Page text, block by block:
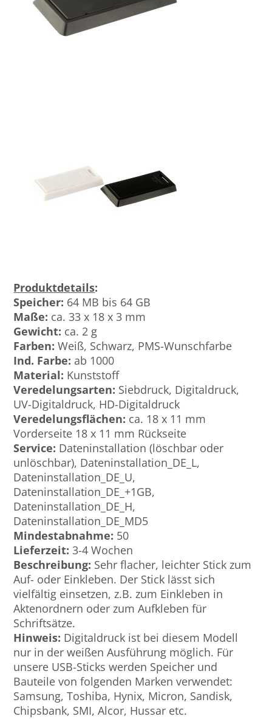
Produktdetails:
Speicher: 64 MB bis 64 GB
Maße: ca. 33 x 18 x 3 mm
Gewicht: ca. 2 g
Farben:Weiß, Schwarz, PMS-Wunschfarbe
Ind. Farbe: ab 1000
Material: Kunststoff
Veredelungsarten: Siebdruck, Digitaldruck,
UV-Digitaldruck, HD-Digitaldruck
Veredelungsflächen: ca. 18 x 11 mm
Vorderseite 18 x 11 mm Rückseite
Service: Dateninstallation (löschbar oder
unlöschbar), Dateninstallation_DE_L,
Dateninstallation_DE_U,
Dateninstallation_DE_+1GB,
Dateninstallation_DE_H,
Dateninstallation_DE_MD5
Mindestabnahme: 50
Lieferzeit:3-4 Wochen
Beschreibung: Sehr flacher, leichter Stick zum
Auf- oder Einkleben. Der Stick lässt sich
vielfältig einsetzen, z.B. zum Einkleben in
Aktenordnern oder zum Aufkleben für
Schriftsätze.
Hinweis: Digitaldruck ist bei diesem Modell
nur in der weißen Ausführung möglich. Für
unsere USB-Sticks werden Speicher und
Bauteile von folgenden Marken verwendet:
Samsung, Toshiba, Hynix, Micron, Sandisk,
Chipsbank, SMI, Alcor, Hussar etc.